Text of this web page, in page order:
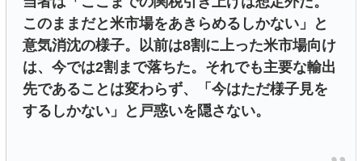
このままだと米市場をあきらめるしかない」と
意気消沈の様子。以前は8割に上った米市場向け
は、今では2割まで落ちた。それでも主要な輸出
先であることは変わらず、「今はただ様子見を
するしかない」と戸惑いを隠さない。